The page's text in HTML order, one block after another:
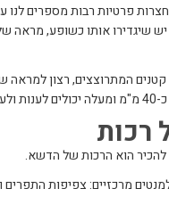
פרטיות רבות מספרים
יש שיגדירו אותו כשופע, מראה
המתרוצצים, רצון למראה
רכות
להכיר הוא הרכות של הדשא.
מרכזיים: צפיפות התפרים